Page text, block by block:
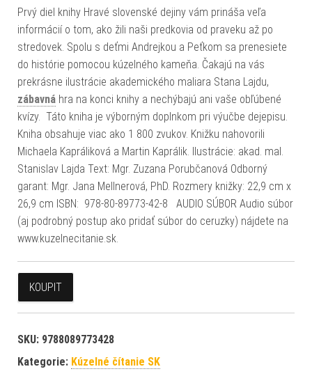
Prvý diel knihy Hravé slovenské dejiny vám prináša veľa
informácií o tom, ako žili naši predkovia od praveku až po
stredovek. Spolu s deťmi Andrejkou a Peťkom sa prenesiete
do histórie pomocou kúzelného kameňa. Čakajú na vás
prekrásne ilustrácie akademického maliara Stana Lajdu,
zábavná hra na konci knihy a nechýbajú ani vaše obľúbené
kvízy. Táto kniha je výborným doplnkom pri výučbe dejepisu.
Kniha obsahuje viac ako 1 800 zvukov. Knižku nahovorili
Michaela Kapráliková a Martin Kaprálik. Ilustrácie: akad. mal.
Stanislav Lajda Text: Mgr. Zuzana Porubčanová Odborný
garant: Mgr. Jana Mellnerová, PhD. Rozmery knižky: 22,9 cm x
26,9 cm ISBN: 978-80-89773-42-8 AUDIO SÚBOR Audio súbor
(aj podrobný postup ako pridať súbor do ceruzky) nájdete na
www.kuzelnecitanie.sk.
KOUPIT
SKU: 9788089773428
Kategorie: Kúzelné čítanie SK